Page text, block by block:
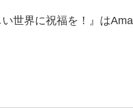
世界に祝福を！』は